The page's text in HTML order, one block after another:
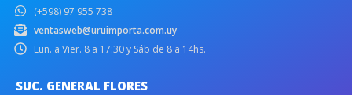
(+598) 97 955 738
ventasweb@uruimporta.com.uy
Lun. a Vier. 8 a 17:30 y Sáb de 8 a 14hs.
SUC. GENERAL FLORES